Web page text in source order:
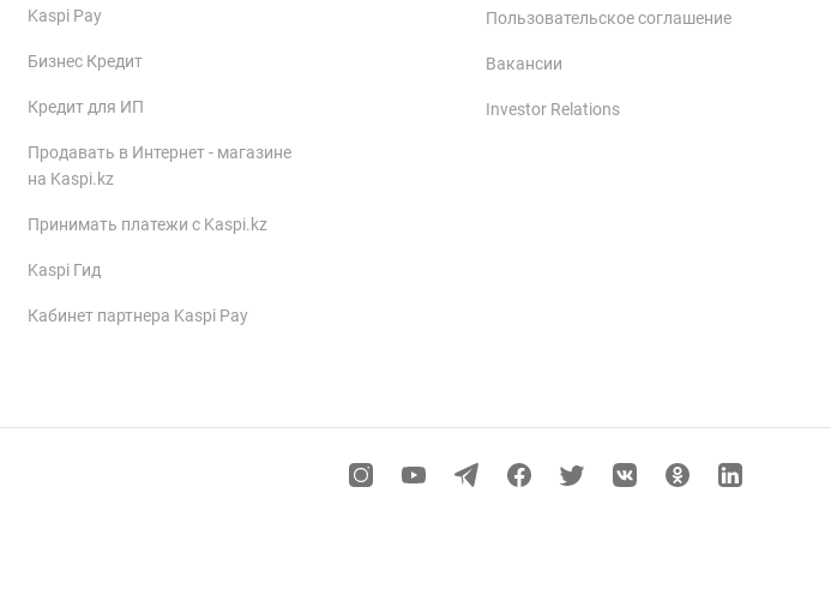
Kaspi Pay
Бизнес Кредит
Кредит для ИП
Продавать в Интернет - магазине
на Kaspi.kz
Принимать платежи с Kaspi.kz
Kaspi Гид
Кабинет партнера Kaspi Pay
Пользовательское соглашение
Вакансии
Investor Relations